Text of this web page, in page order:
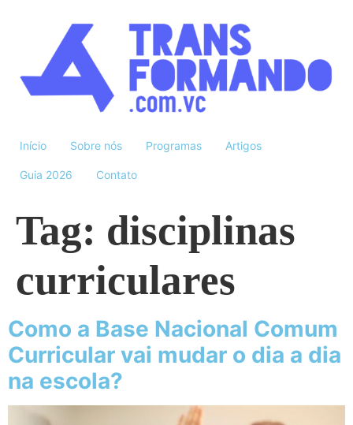
Início Sobre nós Programas Artigos
Guia 2026 Contato
Tag: disciplinas
curriculares
Como a Base Nacional Comum
Curricular vai mudar o dia a dia
na escola?